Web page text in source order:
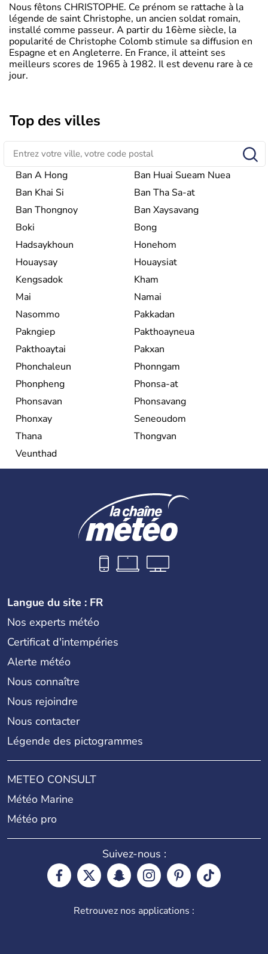
Nous fêtons CHRISTOPHE. Ce prénom se rattache à la
légende de saint Christophe, un ancien soldat romain,
installé comme passeur. A partir du 16ème siècle, la
popularité de Christophe Colomb stimule sa diffusion en
Espagne et en Angleterre. En France, il atteint ses
meilleurs scores de 1965 à 1982. Il est devenu rare à ce
jour.
Top des villes
Ban A Hong
Ban Huai Sueam Nuea
Ban Khai Si
Ban Tha Sa-at
Ban Thongnoy
Ban Xaysavang
Boki
Bong
Hadsaykhoun
Honehom
Houaysay
Houaysiat
Kengsadok
Kham
Mai
Namai
Nasommo
Pakkadan
Pakngiep
Pakthoayneua
Pakthoaytai
Pakxan
Phonchaleun
Phonngam
Phonpheng
Phonsa-at
Phonsavan
Phonsavang
Phonxay
Seneoudom
Thana
Thongvan
Veunthad
Langue du site : FR
Nos experts météo
Certificat d'intempéries
Alerte météo
Nous connaître
Nous rejoindre
Nous contacter
Légende des pictogrammes
METEO CONSULT
Météo Marine
Météo pro
Suivez-nous :
Retrouvez nos applications :